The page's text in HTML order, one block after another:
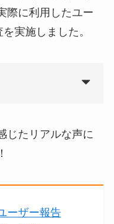
際に利用したユー
実施しました。
じたリアルな声に
ーザー報告